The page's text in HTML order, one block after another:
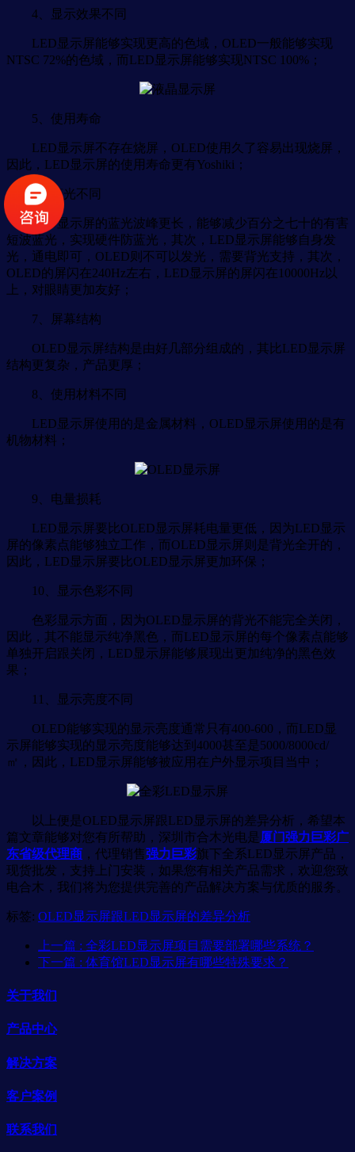
4、显示效果不同
LED显示屏能够实现更高的色域，OLED一般能够实现
NTSC 72%的色域，而LED显示屏能够实现NTSC 100%；
5、使用寿命
LED显示屏不存在烧屏，OLED使用久了容易出现烧屏，
因此，LED显示屏的使用寿命更有Yoshiki；
6、蓝光不同
LED显示屏的蓝光波峰更长，能够减少百分之七十的有害
短波蓝光，实现硬件防蓝光，其次，LED显示屏能够自身发
光，通电即可，OLED则不可以发光，需要背光支持，其次，
OLED的屏闪在240Hz左右，LED显示屏的屏闪在10000Hz以
上，对眼睛更加友好；
7、屏幕结构
OLED显示屏结构是由好几部分组成的，其比LED显示屏
结构更复杂，产品更厚；
8、使用材料不同
LED显示屏使用的是金属材料，OLED显示屏使用的是有
机物材料；
9、电量损耗
LED显示屏要比OLED显示屏耗电量更低，因为LED显示
屏的像素点能够独立工作，而OLED显示屏则是背光全开的，
因此，LED显示屏要比OLED显示屏更加环保；
10、显示色彩不同
色彩显示方面，因为OLED显示屏的背光不能完全关闭，
因此，其不能显示纯净黑色，而LED显示屏的每个像素点能够
单独开启跟关闭，LED显示屏能够展现出更加纯净的黑色效
果；
11、显示亮度不同
OLED能够实现的显示亮度通常只有400-600，而LED显
示屏能够实现的显示亮度能够达到4000甚至是5000/8000cd/
㎡，因此，LED显示屏能够被应用在户外显示项目当中；
以上便是OLED显示屏跟LED显示屏的差异分析，希望本
篇文章能够对您有所帮助，深圳市合木光电是 厦门强力巨彩广
东省级代理商 ，代理销售强力巨彩旗下全系LED显示屏产品，
现货批发，支持上门安装，如果您有相关产品需求，欢迎您致
电合木，我们将为您提供完善的产品解决方案与优质的服务。
标签: OLED显示屏跟LED显示屏的差异分析
上一篇 : 全彩LED显示屏项目需要部署哪些系统？
下一篇 : 体育馆LED显示屏有哪些特殊要求？
关于我们
产品中心
解决方案
客户案例
联系我们